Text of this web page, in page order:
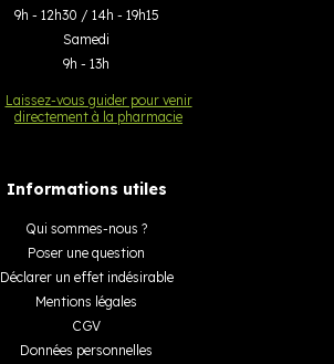
9h - 12h30 / 14h - 19h15
Samedi
9h - 13h
Laissez-vous guider pour venir
directement à la pharmacie
Informations utiles
Qui sommes-nous ?
Poser une question
Déclarer un effet indésirable
Mentions légales
CGV
Données personnelles